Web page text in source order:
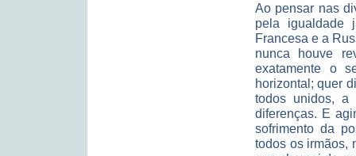
Ao pensar nas
pela igualdade
Francesa e a
nunca houve
exatamente o
horizontal; quer
todos unidos, a
diferenças. E
sofrimento da
todos os irmãos,